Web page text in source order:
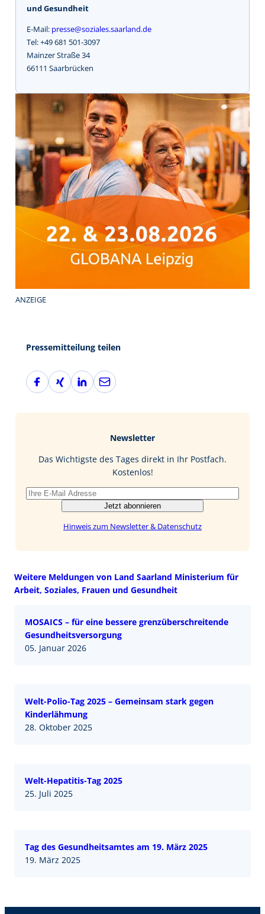
und Gesundheit
E-Mail: presse@soziales.saarland.de
Tel: +49 681 501-3097
Mainzer Straße 34
66111 Saarbrücken
ANZEIGE
Pressemitteilung teilen
F
a
X
i
L
i
I
E
-
Newsletter
Das Wichtigste des Tages direkt in Ihr Postfach.
Kostenlos!
Jetzt abonnieren
Hinweis zum Newsletter & Datenschutz
Weitere Meldungen von Land Saarland Ministerium für
Arbeit, Soziales, Frauen und Gesundheit
MOSAICS – für eine bessere grenzüberschreitende
Gesundheitsversorgung
05. Januar 2026
Welt-Polio-Tag 2025 – Gemeinsam stark gegen
Kinderlähmung
28. Oktober 2025
Welt-Hepatitis-Tag 2025
25. Juli 2025
Tag des Gesundheitsamtes am 19. März 2025
19. März 2025